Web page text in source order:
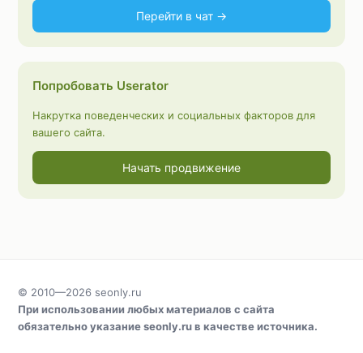
Перейти в чат →
Попробовать Userator
Накрутка поведенческих и социальных факторов для
вашего сайта.
Начать продвижение
© 2010—2026 seonly.ru
При использовании любых материалов с сайта
обязательно указаниеseonly.ruв качестве источника.